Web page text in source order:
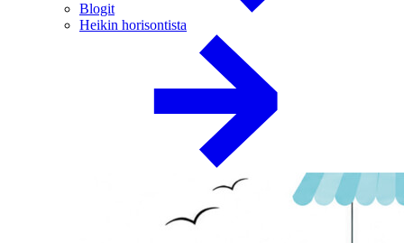
Blogit
Heikin horisontista